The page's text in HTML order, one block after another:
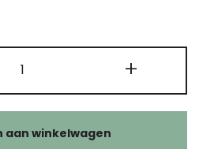
Freistiel
Sensitiv
shampoo
+
aan winkelwagen